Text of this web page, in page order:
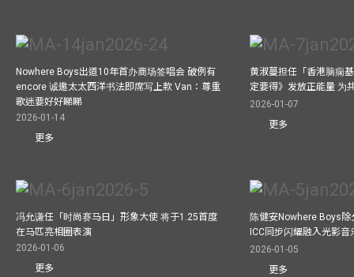
Nowhere Boys出道10年首办商场签唱会 破例有
encore 诚邀太太西洋书法即席写上款 Van：尊重
歌迷要好好睇睇
2026-01-14
更多
黄淑蔓担任「香港脑痫
定要得》发放正能量 为
2026-01-07
更多
冯允谦任「时尚赛马日」形象大使 将于1.25首度
在马匹亮相圈表演
2026-01-06
更多
陈健安Nowhere Boys
ICC同步闪耀融入光影音
2026-01-05
更多